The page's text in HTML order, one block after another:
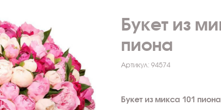
Букет из
пиона
Артикул: 94574
Букет из микса 101 пиона